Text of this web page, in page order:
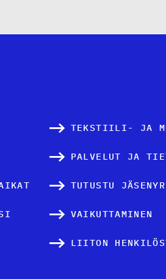
TEKSTIILI- JA
PALVELUT JA
TUTUSTU
VAIKUTTAMINEN
LIITON